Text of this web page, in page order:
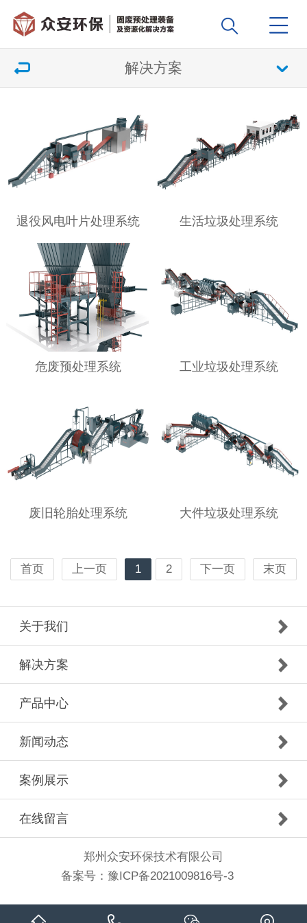
解决方案
退役风电叶片处理系统 生活垃圾处理系统
危废预处理系统 工业垃圾处理系统
废旧轮胎处理系统 大件垃圾处理系统
首页 上一页 1 2 下一页 末页
关于我们
解决方案
产品中心
新闻动态
案例展示
在线留言
郑州众安环保技术有限公司
备案号：豫ICP备2021009816号-3